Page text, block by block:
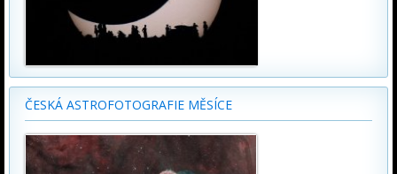
ČESKÁ ASTROFOTOGRAFIE MĚSÍCE